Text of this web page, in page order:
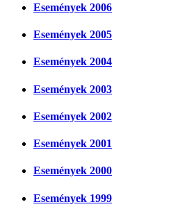
Események 2006
Események 2005
Események 2004
Események 2003
Események 2002
Események 2001
Események 2000
Események 1999